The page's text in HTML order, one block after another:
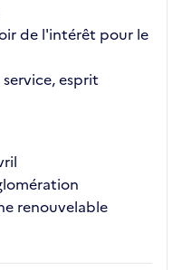
de l'intérêt pour le
esprit
renouvelable